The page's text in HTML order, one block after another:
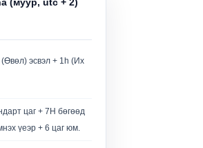
(Өвөл) эсвэл + 1h (Их
цаг + 7H бөгөөд
үеэр + 6 цаг юм.